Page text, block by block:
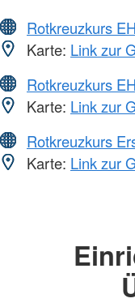
Rotkreuzkurs
Karte: Link zur
Rotkreuzkurs
Karte: Link zur
Rotkreuzkurs
Karte: Link zur